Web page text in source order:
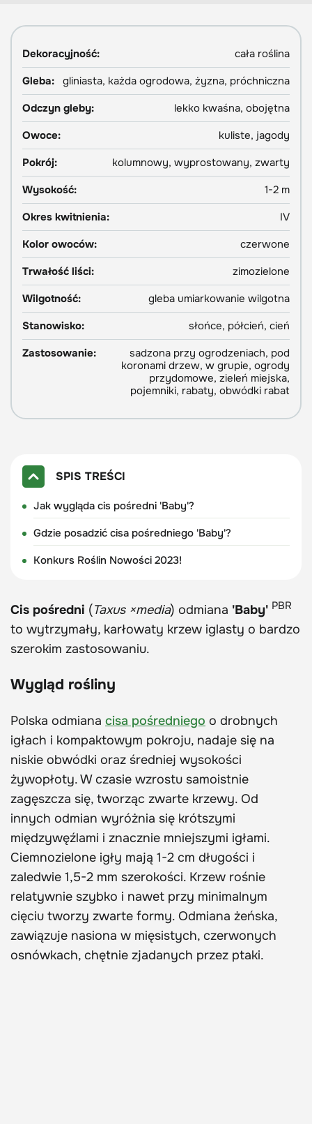
Dekoracyjność:
cała roślina
Gleba: gliniasta, każda ogrodowa, żyzna, próchniczna
Odczyn gleby:
lekko kwaśna, obojętna
Owoce:
kuliste, jagody
Pokrój:
kolumnowy, wyprostowany, zwarty
Wysokość:
1-2 m
Okres kwitnienia:
IV
Kolor owoców:
czerwone
Trwałość liści:
zimozielone
Wilgotność:
gleba umiarkowanie wilgotna
Stanowisko:
słońce, półcień, cień
Zastosowanie:
sadzona przy ogrodzeniach, pod
koronami drzew, w grupie, ogrody
przydomowe, zieleń miejska,
pojemniki, rabaty, obwódki rabat
SPIS TREŚCI
Jak wygląda cis pośredni 'Baby'?
Gdzie posadzić cisa pośredniego 'Baby'?
Konkurs Roślin Nowości 2023!
Cis pośredni (Taxus ×media) odmiana 'Baby' PBR
to wytrzymały, karłowaty krzew iglasty o bardzo
szerokim zastosowaniu.
Wygląd rośliny
Polska odmiana cisa pośredniego o drobnych
igłach i kompaktowym pokroju, nadaje się na
niskie obwódki oraz średniej wysokości
żywopłoty. W czasie wzrostu samoistnie
zagęszcza się, tworząc zwarte krzewy. Od
innych odmian wyróżnia się krótszymi
międzywęźlami i znacznie mniejszymi igłami.
Ciemnozielone igły mają 1-2 cm długości i
zaledwie 1,5-2 mm szerokości. Krzew rośnie
relatywnie szybko i nawet przy minimalnym
cięciu tworzy zwarte formy. Odmiana żeńska,
zawiązuje nasiona w mięsistych, czerwonych
osnówkach, chętnie zjadanych przez ptaki.